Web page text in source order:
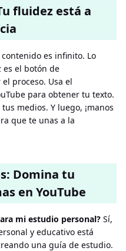
fluidez está a
es infinito. Lo
es el botón de
proceso. Usa el
para obtener tu texto.
medios. Y luego, ¡manos
que te unas a la
Domina tu
en YouTube
mi estudio personal? Sí,
y educativo está
una guía de estudio.